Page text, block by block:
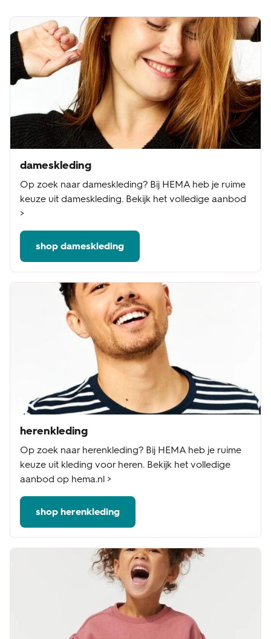
dameskleding
Op zoek naar dameskleding? Bij HEMA heb je ruime
keuze uit dameskleding. Bekijk het volledige aanbod
>
shop dameskleding
herenkleding
Op zoek naar herenkleding? Bij HEMA heb je ruime
keuze uit kleding voor heren. Bekijk het volledige
aanbod op hema.nl >
shop herenkleding